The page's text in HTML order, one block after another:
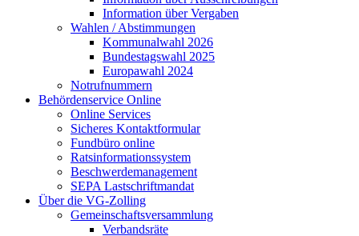
Information über Vergaben
Wahlen / Abstimmungen
Kommunalwahl 2026
Bundestagswahl 2025
Europawahl 2024
Notrufnummern
Behördenservice Online
Online Services
Sicheres Kontaktformular
Fundbüro online
Ratsinformationssystem
Beschwerdemanagement
SEPA Lastschriftmandat
Über die VG-Zolling
Gemeinschaftsversammlung
Verbandsräte